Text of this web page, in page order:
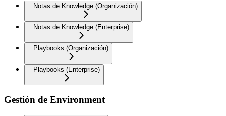
Notas de Knowledge (Organización)
Notas de Knowledge (Enterprise)
Playbooks (Organización)
Playbooks (Enterprise)
Gestión de Environment